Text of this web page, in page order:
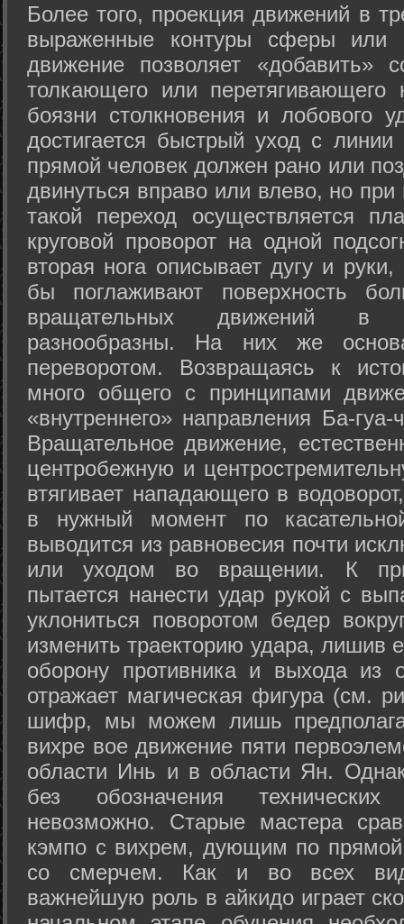
Более того, проекция движений в
выраженные контуры сферы или
движение позволяет «добавить»
толкающего или перетягивающего
боязни столкновения и лобового
достигается быстрый уход с
прямой человек должен рано или
двинуться вправо или влево, но
такой переход осуществляется
круговой проворот на одной
вторая нога описывает дугу и
бы поглаживают поверхность
вращательных движений в
разнообразны. На них же
переворотом. Возвращаясь к
много общего с принципами
«внутреннего» направления Ба-
Вращательное движение,
центробежную и
втягивает нападающего в
в нужный момент по
выводится из равновесия почти
или уходом во вращении. К
пытается нанести удар рукой с
уклониться поворотом бедер
изменить траекторию удара, лишив
оборону противника и выхода из
отражает магическая фигура (см.
шифр, мы можем лишь
вихре вое движение пяти
области Инь и в области Ян.
без обозначения
невозможно. Старые мастера
кэмпо с вихрем, дующим по
со смерчем. Как и во всех
важнейшую роль в айкидо играет